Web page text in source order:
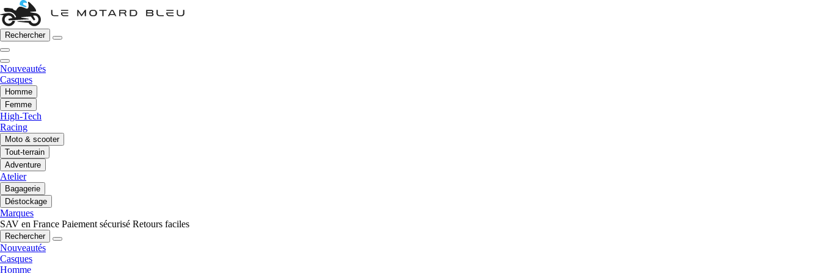
Rechercher
Nouveautés
Casques
Homme
Femme
High-Tech
Racing
Moto & scooter
Tout-terrain
Adventure
Atelier
Bagagerie
Déstockage
Marques
SAV en France Paiement sécurisé Retours faciles
Rechercher
Nouveautés
Casques
Homme